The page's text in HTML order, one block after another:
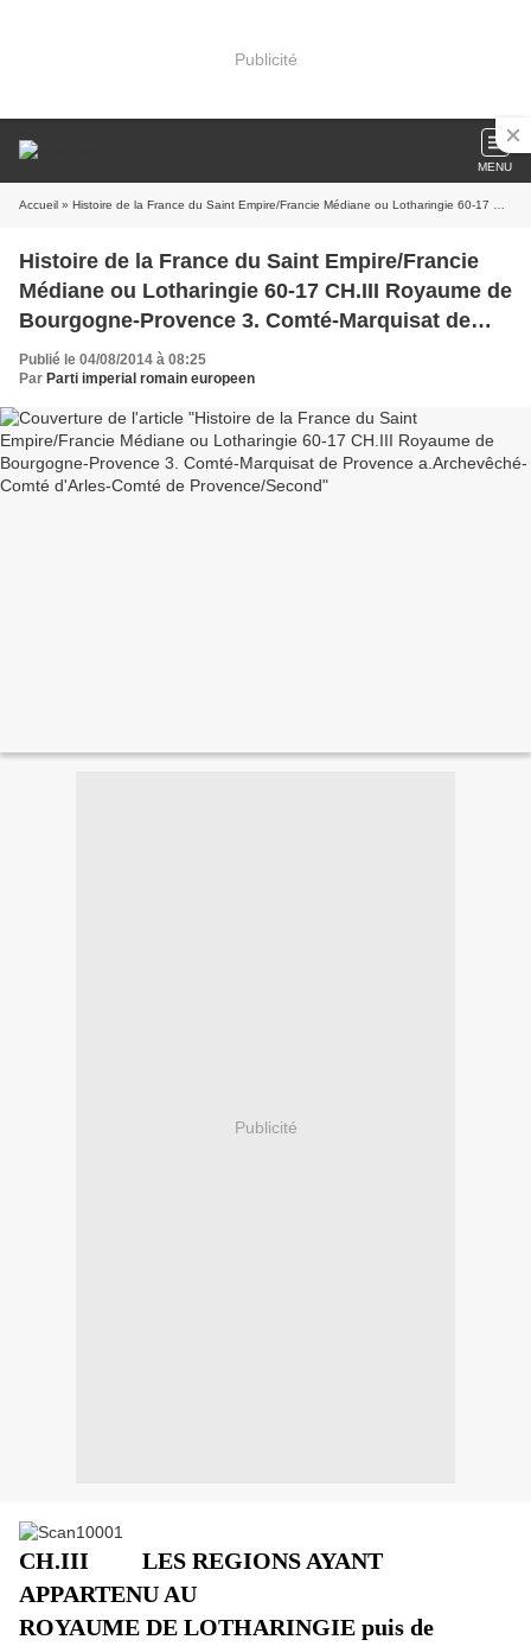
Publicité
MENU
Accueil » Histoire de la France du Saint Empire/Francie Médiane ou Lotharingie 60-17 CH.III Royaume de Bourgogne-Provence 3. Comté-Marquisat de Provence a.Archevêché-Comté d'Arles-Comté de Provence/Second
Histoire de la France du Saint Empire/Francie
Médiane ou Lotharingie 60-17 CH.III Royaume de
Bourgogne-Provence 3. Comté-Marquisat de
Provence a.Archevêché-Comté d'Arles-Comté
de Provence/Second
Publié le 04/08/2014 à 08:25
Par Parti imperial romain europeen
Publicité
CH.III LES REGIONS AYANT
APPARTENU AU
ROYAUME DE LOTHARINGIE puis de